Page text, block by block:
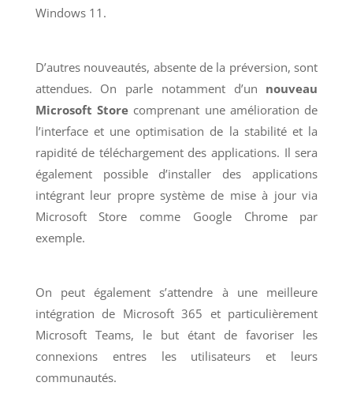
Windows 11.
D’autres nouveautés, absente de la préversion, sont
attendues. On parle notamment d’un nouveau
Microsoft Store comprenant une amélioration de
l’interface et une optimisation de la stabilité et la
rapidité de téléchargement des applications. Il sera
également possible d’installer des applications
intégrant leur propre système de mise à jour via
Microsoft Store comme Google Chrome par
exemple.
On peut également s’attendre à une meilleure
intégration de Microsoft 365 et particulièrement
Microsoft Teams, le but étant de favoriser les
connexions entres les utilisateurs et leurs
communautés.